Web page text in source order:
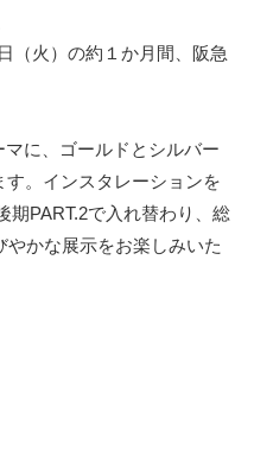
（火）の約１か月間、阪急
に、ゴールドとシルバー
。インスタレーションを
期PART.2で入れ替わり、総
かな展示をお楽しみいた